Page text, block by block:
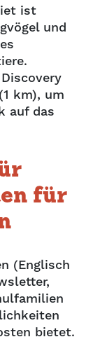
ist
und
km), um
auf das
für
(Englisch
bietet.